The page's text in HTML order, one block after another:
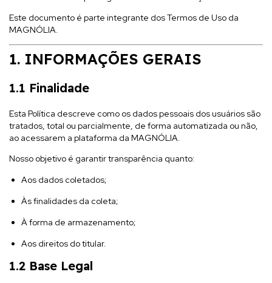
Este documento é parte integrante dos Termos de Uso da
MAGNÓLIA.
1. INFORMAÇÕES GERAIS
1.1 Finalidade
Esta Política descreve como os dados pessoais dos usuários são
tratados, total ou parcialmente, de forma automatizada ou não,
ao acessarem a plataforma da MAGNÓLIA.
Nosso objetivo é garantir transparência quanto:
Aos dados coletados;
Às finalidades da coleta;
À forma de armazenamento;
Aos direitos do titular.
1.2 Base Legal